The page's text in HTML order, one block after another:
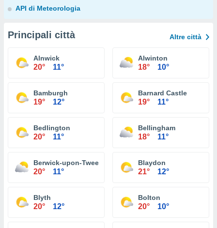
API di Meteorologia
Principali città Altre città
Alnwick
20° 11°
Alwinton
18° 10°
Bamburgh
19° 12°
Barnard Castle
19° 11°
Bedlington
20° 11°
Bellingham
18° 11°
Berwick-upon-Tweed
20° 11°
Blaydon
21° 12°
Blyth
20° 12°
Bolton
20° 10°